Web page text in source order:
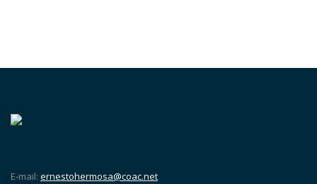
E-mail: ernestohermosa@coac.net